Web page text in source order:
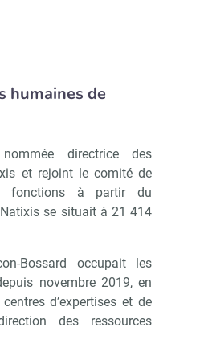
humaines de
directrice des
et rejoint le comité de
fonctions à partir du
se situait à 21 414
Bossard occupait les
novembre 2019, en
d’expertises et de
des ressources